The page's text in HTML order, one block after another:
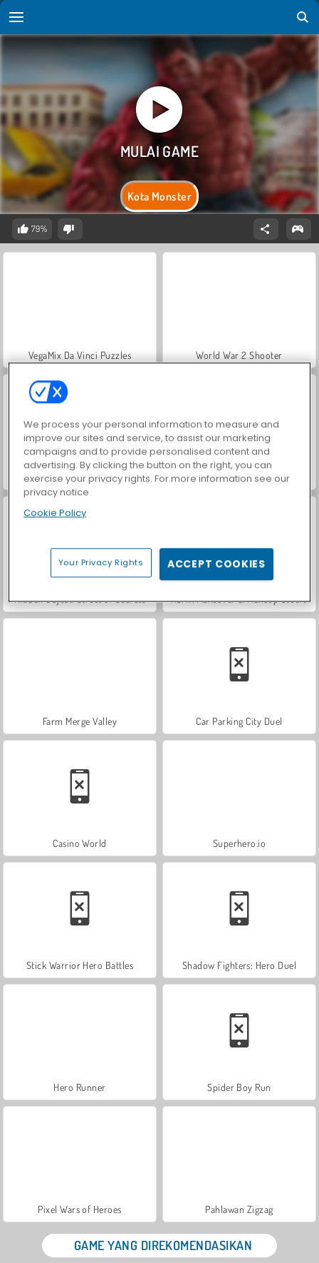
Kota Monster
79%
VegaMix Da Vinci Puzzles World War 2 Shooter
Royal Story Let's Fish!
Hidden Object: Street of Secrets ASMR Makeover & Makeup Studio
Farm Merge Valley Car Parking City Duel
Casino World Superhero.io
Stick Warrior Hero Battles Shadow Fighters: Hero Duel
Hero Runner Spider Boy Run
Pixel Wars of Heroes Pahlawan Zigzag
GAME YANG DIREKOMENDASIKAN
We process your personal information to measure and
improve our sites and service, to assist our marketing
campaigns and to provide personalised content and
advertising. By clicking the button on the right, you can
exercise your privacy rights. For more information see our
privacy notice
Cookie Policy
Your Privacy Rights ACCEPT COOKIES